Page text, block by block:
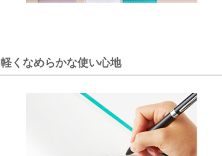
軽くなめらかな使い心地